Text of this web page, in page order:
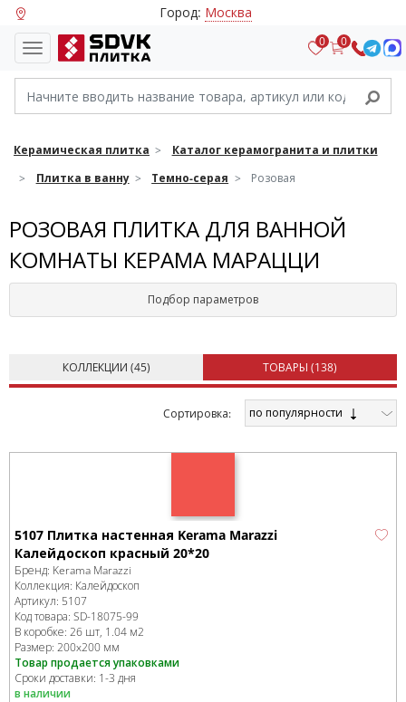
Город: Москва
0 0
Керамическая плитка
Каталог керамогранита и плитки
Плитка в ванну
Темно-серая Розовая
РОЗОВАЯ ПЛИТКА ДЛЯ ВАННОЙ
КОМНАТЫ КЕРАМА МАРАЦЦИ
Подбор параметров
КОЛЛЕКЦИИ (45) ТОВАРЫ (138)
Cортировка: по популярности
5107 Плитка настенная Kerama Marazzi
Калейдоскоп красный 20*20
Бренд: Kerama Marazzi
Коллекция: Калейдоскоп
Артикул: 5107
Код товара: SD-18075-99
В коробке: 26 шт, 1.04 м2
Размер: 200x200 мм
Товар продается упаковками
Сроки доставки: 1-3 дня
в наличии